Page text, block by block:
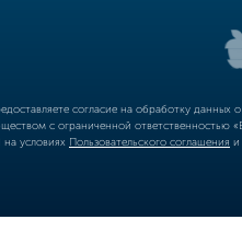
согласие на обработку
с ограниченной
условиях Пользовательского соглашения и